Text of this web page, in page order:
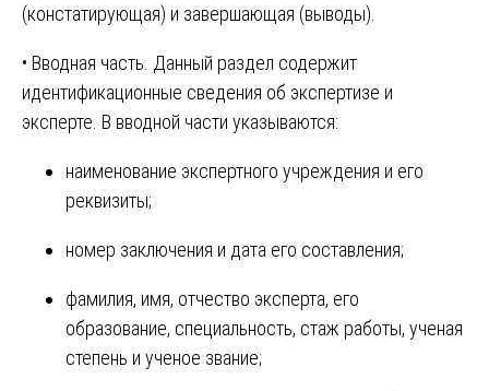
(констатирующая) и завершающая (выводы).
• Вводная часть. Данный раздел содержит
идентификационные сведения об экспертизе и
эксперте. В вводной части указываются:
наименование экспертного учреждения и его
реквизиты;
номер заключения и дата его составления;
фамилия, имя, отчество эксперта, его
образование, специальность, стаж работы, ученая
степень и ученое звание;